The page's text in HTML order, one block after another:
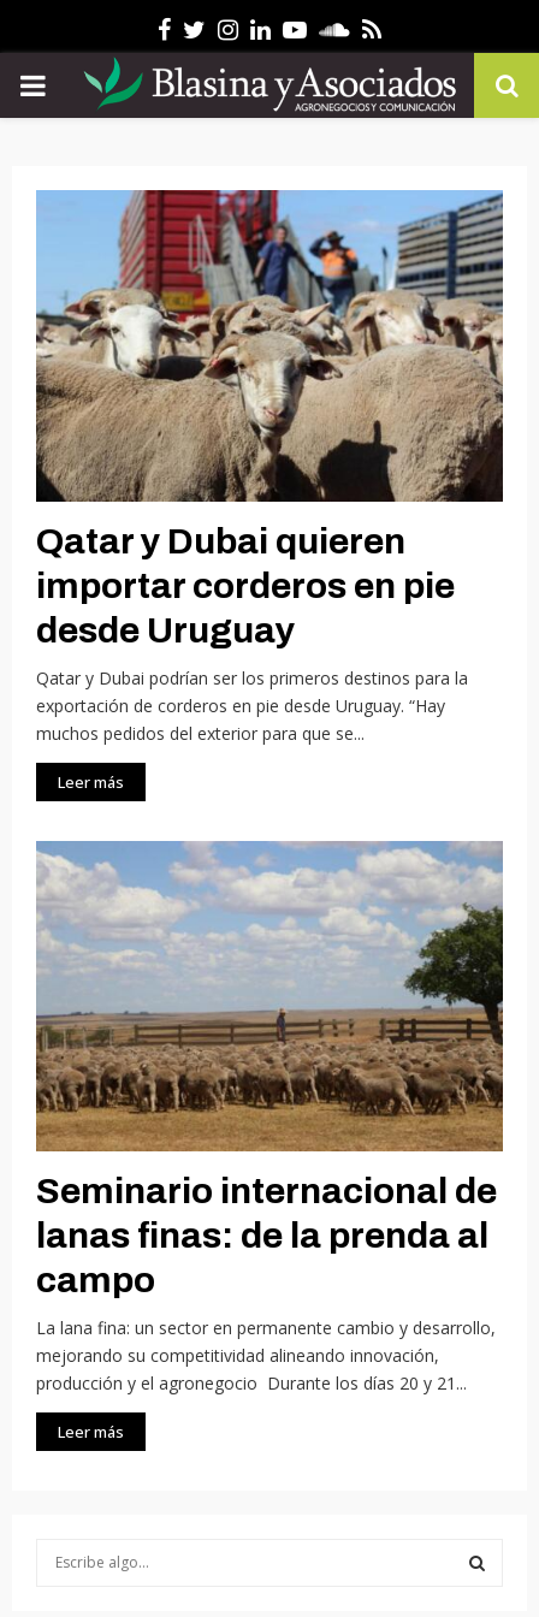
Facebook
Twitter
Instagram
Linkedin
YoutubeSoundcloud
Rss
PRIMARY
Qatar y Dubai quieren
importar corderos en pie
desde Uruguay
Qatar y Dubai podrían ser los primeros destinos para la
exportación de corderos en pie desde Uruguay. “Hay
muchos pedidos del exterior para que se...
Leer más
Seminario internacional de
lanas finas: de la prenda al
campo
La lana fina: un sector en permanente cambio y desarrollo,
mejorando su competitividad alineando innovación,
producción y el agronegocio Durante los días 20 y 21...
Leer más